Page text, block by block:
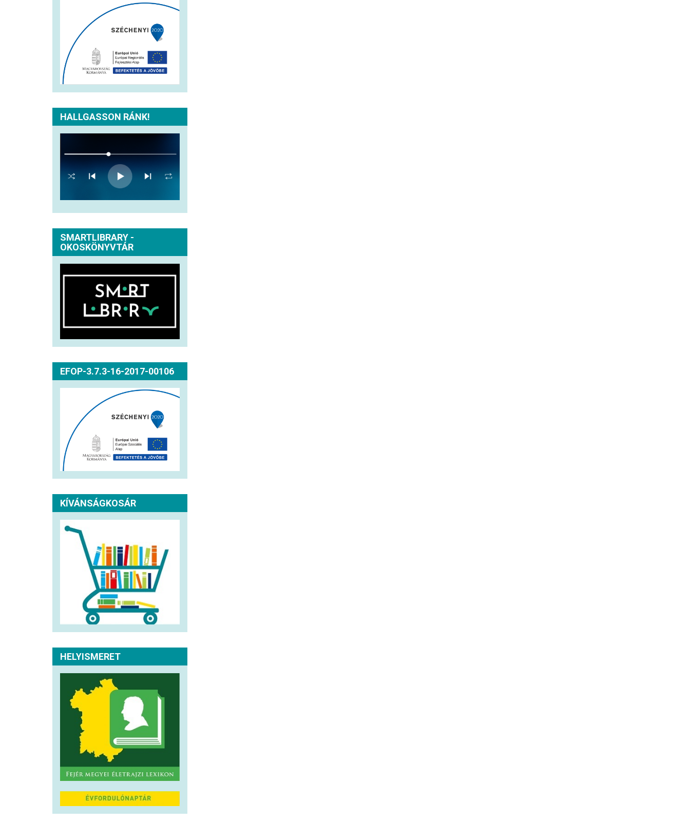
HALLGASSON RÁNK!
SMARTLIBRARY -
OKOSKÖNYVTÁR
EFOP-3.7.3-16-2017-00106
KÍVÁNSÁGKOSÁR
HELYISMERET